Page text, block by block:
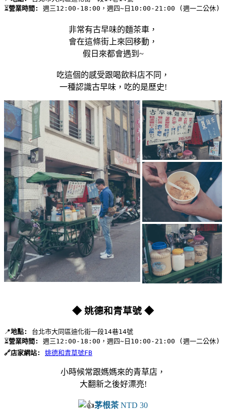
⏳營業時間: 週三12:00-18:00，週四~日10:00-21:00 (週一二公休)
非常有古早味的麵茶車，
會在這條街上來回移動，
假日來都會遇到~
吃這個的感受跟喝飲料店不同，
一種認識古早味，吃的是歷史!
◆ 姚德和青草號 ◆
📍地點:
台北市大同區迪化街一段14巷14號
⏳營業時間:
週三12:00-18:00，週四~日10:00-21:00 (週一二公休)
🔗店家網站:
姚德和青草號FB
小時候常跟媽媽來的青草店，
大翻新之後好漂亮!
茅根茶NTD 30